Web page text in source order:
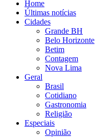
Home
Últimas notícias
Cidades
Grande BH
Belo Horizonte
Betim
Contagem
Nova Lima
Geral
Brasil
Cotidiano
Gastronomia
Religião
Especiais
Opinião